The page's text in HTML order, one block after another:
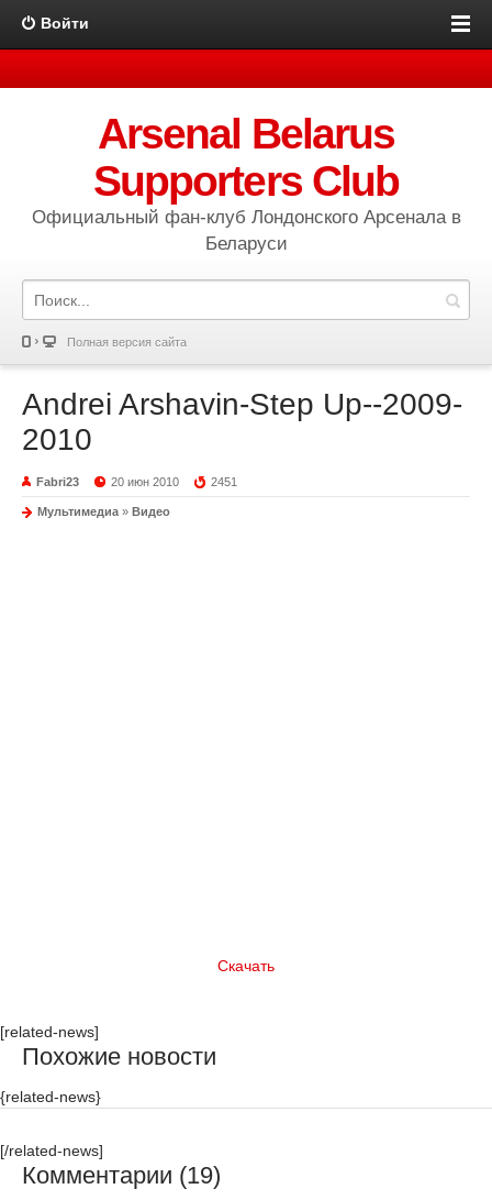
Войти
Arsenal Belarus
Supporters Club
Официальный фан-клуб Лондонского Арсенала в
Беларуси
Полная версия сайта
Andrei Arshavin-Step Up--2009-
2010
Fabri23 20 июн 2010 2451
Мультимедиа » Видео
Скачать
[related-news]
Похожие новости
{related-news}
[/related-news]
Комментарии (19)